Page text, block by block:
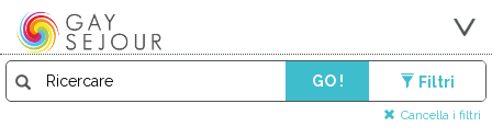
GO ! Filtri
Cancella i filtri